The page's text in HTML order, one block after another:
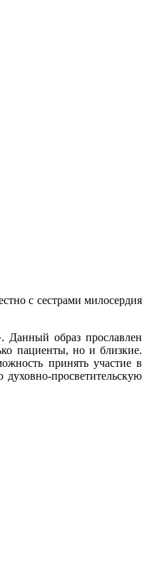
с сестрами милосердия
Данный образ прославлен
пациенты, но и близкие.
принять участие в
просветительскую